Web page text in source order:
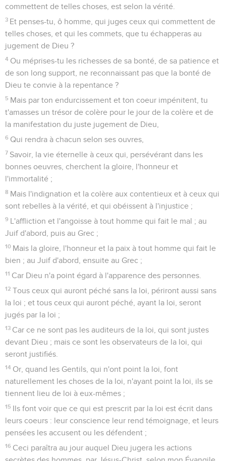
commettent de telles choses, est selon la vérité.
3 Et penses-tu, ô homme, qui juges ceux qui commettent de
telles choses, et qui les commets, que tu échapperas au
jugement de Dieu ?
4 Ou méprises-tu les richesses de sa bonté, de sa patience et
de son long support, ne reconnaissant pas que la bonté de
Dieu te convie à la repentance ?
5 Mais par ton endurcissement et ton coeur impénitent, tu
t'amasses un trésor de colère pour le jour de la colère et de
la manifestation du juste jugement de Dieu,
6 Qui rendra à chacun selon ses ouvres,
7 Savoir, la vie éternelle à ceux qui, persévérant dans les
bonnes oeuvres, cherchent la gloire, l'honneur et
l'immortalité ;
8 Mais l'indignation et la colère aux contentieux et à ceux qui
sont rebelles à la vérité, et qui obéissent à l'injustice ;
9 L'affliction et l'angoisse à tout homme qui fait le mal ; au
Juif d'abord, puis au Grec ;
10 Mais la gloire, l'honneur et la paix à tout homme qui fait le
bien ; au Juif d'abord, ensuite au Grec ;
11 Car Dieu n'a point égard à l'apparence des personnes.
12 Tous ceux qui auront péché sans la loi, périront aussi sans
la loi ; et tous ceux qui auront péché, ayant la loi, seront
jugés par la loi ;
13 Car ce ne sont pas les auditeurs de la loi, qui sont justes
devant Dieu ; mais ce sont les observateurs de la loi, qui
seront justifiés.
14 Or, quand les Gentils, qui n'ont point la loi, font
naturellement les choses de la loi, n'ayant point la loi, ils se
tiennent lieu de loi à eux-mêmes ;
15 Ils font voir que ce qui est prescrit par la loi est écrit dans
leurs coeurs : leur conscience leur rend témoignage, et leurs
pensées les accusent ou les défendent ;
16 Ceci paraîtra au jour auquel Dieu jugera les actions